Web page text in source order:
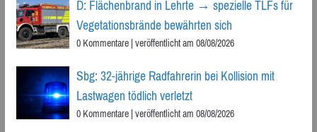
D: Flächenbrand in Lehrte → spezielle TLFs für
Vegetationsbrände bewährten sich
0 Kommentare|veröffentlicht am 08/08/2026
Sbg: 32-jährige Radfahrerin bei Kollision mit
Lastwagen tödlich verletzt
0 Kommentare|veröffentlicht am 08/08/2026